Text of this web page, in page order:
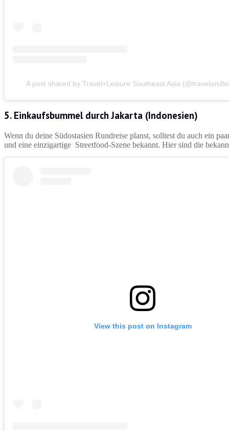
A post shared by Travel+Leisure Southeast Asia
5. Einkaufsbummel durch Jakarta (Indonesien)
Wenn du deine Südostasien Rundreise planst, solltest du auch ein
und eine einzigartige Streetfood-Szene bekannt. Hier sind die
View this post on Instagram